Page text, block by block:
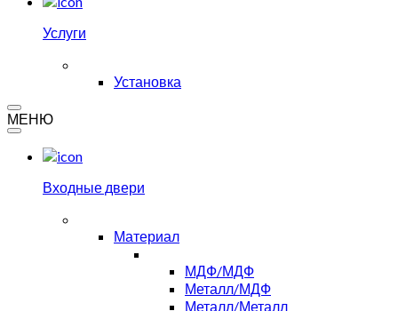
Услуги
Установка
МЕНЮ
Входные двери
Материал
МДФ/МДФ
Металл/МДФ
Металл/Металл